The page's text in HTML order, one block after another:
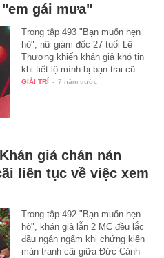
gái mưa"
Trong tập 493 "Bạn muốn hẹn
hò", nữ giám đốc 27 tuổi Lê
Thương khiến khán giả khó tin
khi tiết lộ mình bị bạn trai cũ…
GIẢI TRÍ - 7 năm trước
giả chán nản
liên tục về việc xem
Trong tập 492 "Bạn muốn hẹn
hò", khán giả lẫn 2 MC đều lắc
đầu ngán ngẩm khi chứng kiến
màn tranh cãi giữa Đức Cảnh